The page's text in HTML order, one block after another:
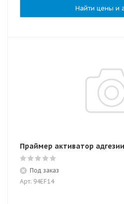
Найти цены и
Праймер активатор
Под заказ
Арт: 94EF14